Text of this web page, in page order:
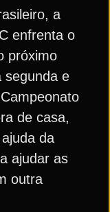
a
enfrenta o
próximo
segunda e
de casa,
da
ajudar as
outra